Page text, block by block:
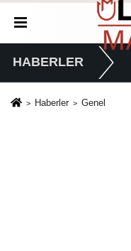
HABERLER
Haberler Genel